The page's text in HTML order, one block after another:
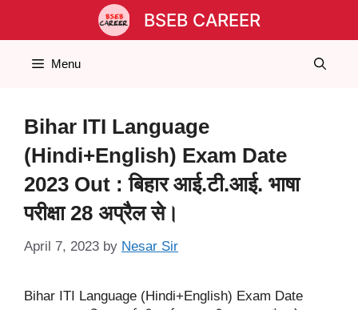
BSEB CAREER
Menu
Bihar ITI Language
(Hindi+English) Exam Date
2023 Out : बिहार आई.टी.आई. भाषा
परीक्षा 28 अप्रैल से।
April 7, 2023 by Nesar Sir
Bihar ITI Language (Hindi+English) Exam Date